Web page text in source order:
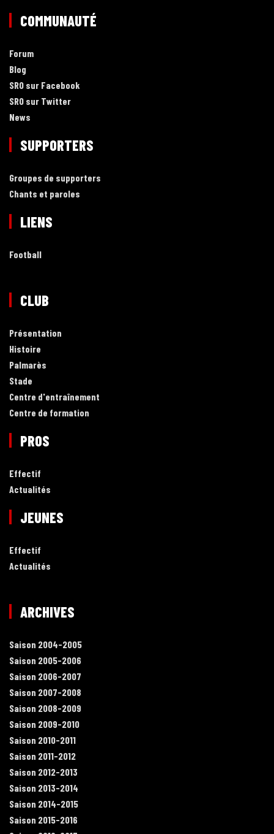
COMMUNAUTÉ
Forum
Blog
SRO sur Facebook
SRO sur Twitter
News
SUPPORTERS
Groupes de supporters
Chants et paroles
LIENS
Football
CLUB
Présentation
Histoire
Palmarès
Stade
Centre d'entraînement
Centre de formation
PROS
Effectif
Actualités
JEUNES
Effectif
Actualités
ARCHIVES
Saison 2004-2005
Saison 2005-2006
Saison 2006-2007
Saison 2007-2008
Saison 2008-2009
Saison 2009-2010
Saison 2010-2011
Saison 2011-2012
Saison 2012-2013
Saison 2013-2014
Saison 2014-2015
Saison 2015-2016